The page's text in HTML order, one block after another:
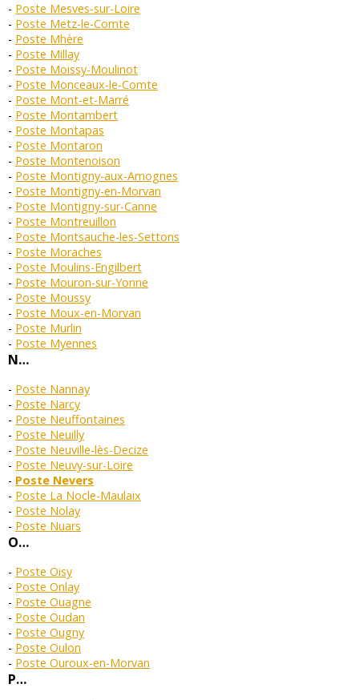
Poste Mesves-sur-Loire
Poste Metz-le-Comte
Poste Mhère
Poste Millay
Poste Moissy-Moulinot
Poste Monceaux-le-Comte
Poste Mont-et-Marré
Poste Montambert
Poste Montapas
Poste Montaron
Poste Montenoison
Poste Montigny-aux-Amognes
Poste Montigny-en-Morvan
Poste Montigny-sur-Canne
Poste Montreuillon
Poste Montsauche-les-Settons
Poste Moraches
Poste Moulins-Engilbert
Poste Mouron-sur-Yonne
Poste Moussy
Poste Moux-en-Morvan
Poste Murlin
Poste Myennes
N…
Poste Nannay
Poste Narcy
Poste Neuffontaines
Poste Neuilly
Poste Neuville-lès-Decize
Poste Neuvy-sur-Loire
Poste Nevers
Poste La Nocle-Maulaix
Poste Nolay
Poste Nuars
O…
Poste Oisy
Poste Onlay
Poste Ouagne
Poste Oudan
Poste Ougny
Poste Oulon
Poste Ouroux-en-Morvan
P…